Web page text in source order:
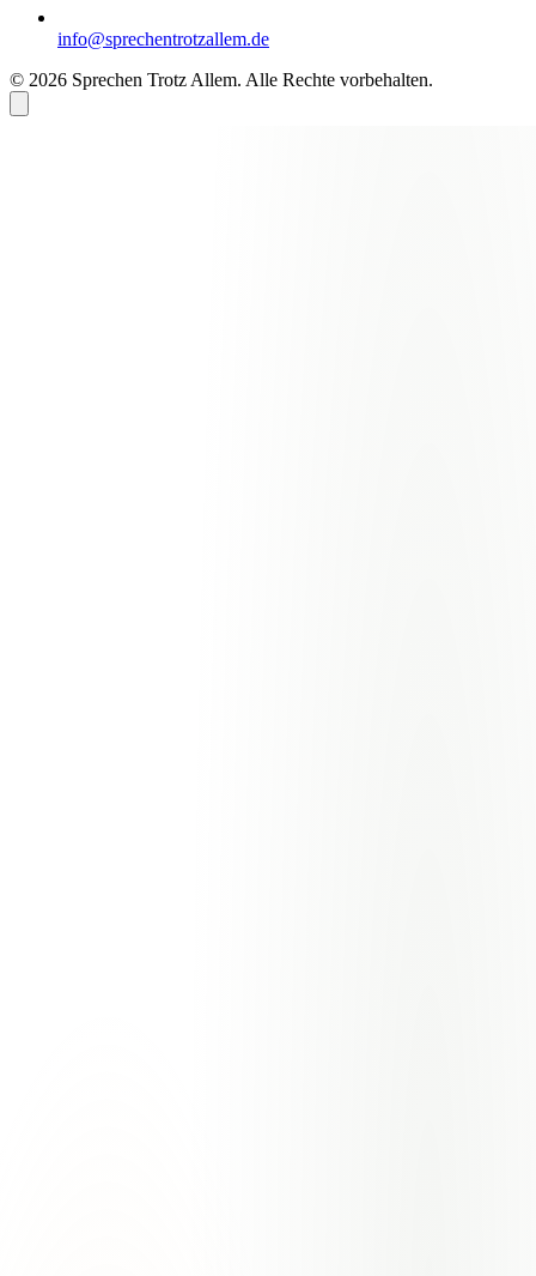
info@sprechentrotzallem.de
© 2026 Sprechen Trotz Allem. Alle Rechte vorbehalten.